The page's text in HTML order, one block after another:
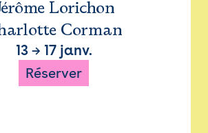
Lorichon
Corman
13→ 17 janv.
Réserver